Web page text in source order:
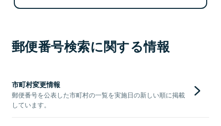
郵便番号検索に関する情報
市町村変更情報
郵便番号を公表した市町村の一覧を実施日の新しい順に掲載
しています。